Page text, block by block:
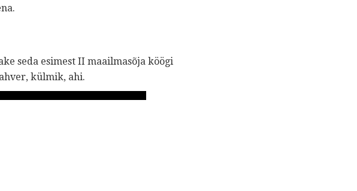
seda esimest II maailmasõja köögi
külmik, ahi.